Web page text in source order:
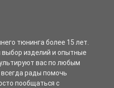
тюнинга более 15 лет.
изделий и опытные
вас по любым
рады помочь
пообщаться с